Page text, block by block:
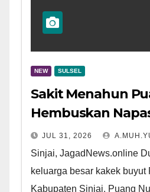
NEW SULSEL
Sakit Menahun
Hembuskan
JUL 31, 2026
Sinjai, JagadNews.online
keluarga besar kakek buyut
Kabupaten Sinjai. Puang